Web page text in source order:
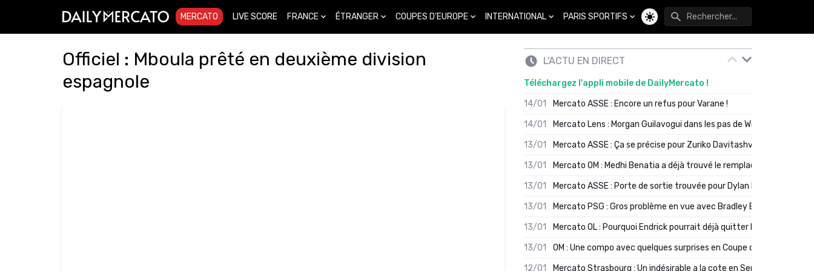
MERCATO LIVE SCORE FRANCE ÉTRANGER COUPES D'EUROPE INTERNATIONAL PARIS SPORTIFS
Changer de thème
Officiel : Mboula prêté en deuxième division
espagnole
L'ACTU EN DIRECT
Téléchargez l'appli mobile de DailyMercato !
14/01
Mercato ASSE : Encore un refus pour Varane !
14/01
Mercato Lens : Morgan Guilavogui dans les pas de Will Still ?
13/01
Mercato ASSE : Ça se précise pour Zuriko Davitashvili
13/01
Mercato OM : Medhi Benatia a déjà trouvé le remplaçant de Robinio
13/01
Mercato ASSE : Porte de sortie trouvée pour Dylan Batubinsika
13/01
Mercato PSG : Gros problème en vue avec Bradley Barcola ?
13/01
Mercato OL : Pourquoi Endrick pourrait déjà quitter Lyon en janvier
13/01
OM : Une compo avec quelques surprises en Coupe de France
12/01
Mercato Strasbourg : Un indésirable a la cote en Serie A